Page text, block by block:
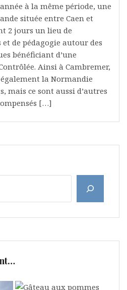
à la même période, une
située entre Caen et
2 jours un lieu de
et de pédagogie autour des
bénéficiant d’une
Ainsi à Cambremer,
également la Normandie
mais ce sont aussi d’autres
[…]